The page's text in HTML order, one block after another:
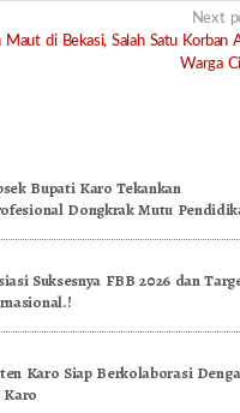
Next
Maut di Bekasi, Salah Satu Korban
Warga
Bupati Karo Tekankan
Dongkrak Mutu
Suksesnya FBB 2026 dan
Karo Siap Berkolaborasi
Karo